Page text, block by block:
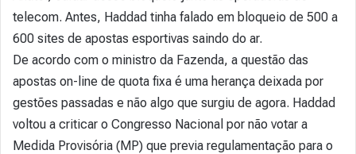
telecom. Antes, Haddad tinha falado em bloqueio de 500 a
600 sites de apostas esportivas saindo do ar.
De acordo com o ministro da Fazenda, a questão das
apostas on-line de quota fixa é uma herança deixada por
gestões passadas e não algo que surgiu de agora. Haddad
voltou a criticar o Congresso Nacional por não votar a
Medida Provisória (MP) que previa regulamentação para o